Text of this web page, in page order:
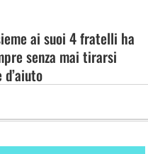
ai suoi 4 fratelli ha
senza mai tirarsi